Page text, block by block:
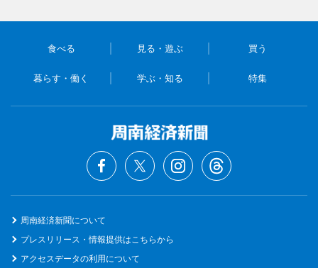
食べる 見る・遊ぶ 買う
暮らす・働く 学ぶ・知る 特集
周南経済新聞について
プレスリリース・情報提供はこちらから
アクセスデータの利用について